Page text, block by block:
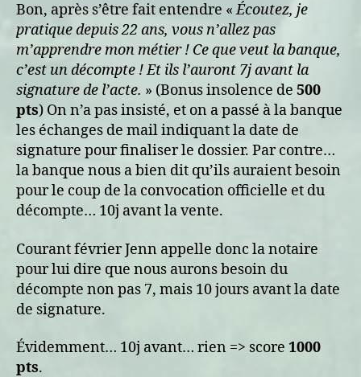
Bon, après s’être fait entendre «Écoutez, je
pratique depuis 22 ans, vous n’allez pas
m’apprendre mon métier ! Ce que veut la banque,
c’est un décompte ! Et ils l’auront 7j avant la
signature de l’acte. » (Bonus insolence de 500
pts) On n’a pas insisté, et on a passé à la banque
les échanges de mail indiquant la date de
signature pour finaliser le dossier. Par contre…
la banque nous a bien dit qu’ils auraient besoin
pour le coup de la convocation officielle et du
décompte… 10j avant la vente.
Courant février Jenn appelle donc la notaire
pour lui dire que nous aurons besoin du
décompte non pas 7, mais 10 jours avant la date
de signature.
Évidemment… 10j avant… rien => score 1000
pts.